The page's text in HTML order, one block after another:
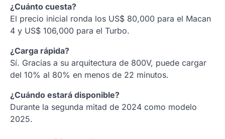
¿Cuánto cuesta?
El precio inicial ronda los US$ 80,000 para el Macan
4 y US$ 106,000 para el Turbo.
¿Carga rápida?
Sí. Gracias a su arquitectura de 800V, puede cargar
del 10% al 80% en menos de 22 minutos.
¿Cuándo estará disponible?
Durante la segunda mitad de 2024 como modelo
2025.